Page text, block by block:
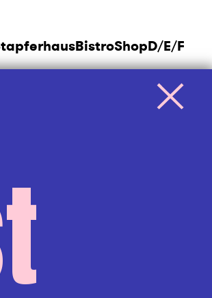
BistroShopD/E/F